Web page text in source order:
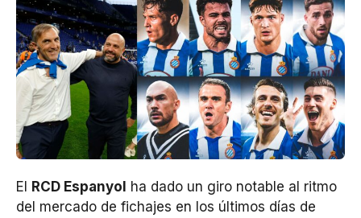
El RCD Espanyol
ha dado un giro notable al ritmo
del mercado de fichajes en los últimos días de